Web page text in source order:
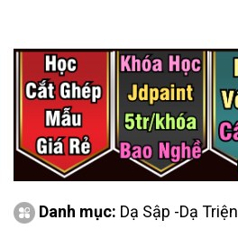
Danh mục: Dạ Sập -Dạ Triện